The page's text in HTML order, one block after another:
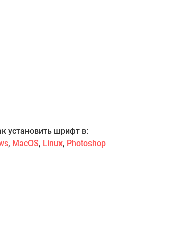
установить шрифт в:
, MacOS, Linux, Photoshop